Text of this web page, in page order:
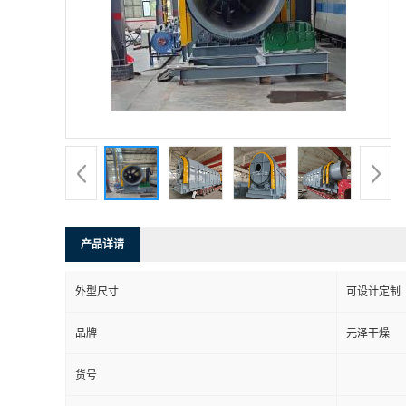
产品详请
外型尺寸 可设计定制
品牌 元泽干燥
货号